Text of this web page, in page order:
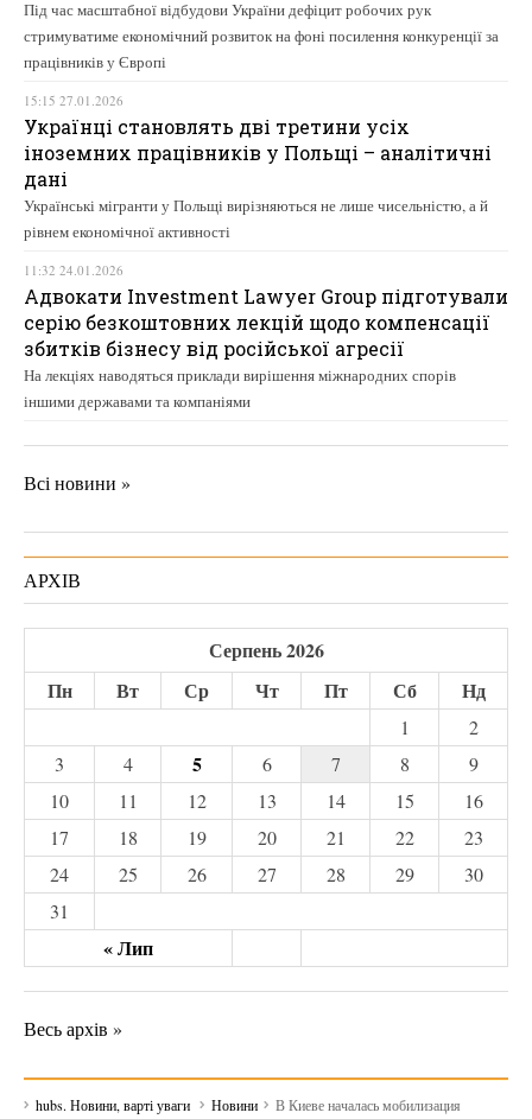
Під час масштабної відбудови України дефіцит робочих рук
стримуватиме економічний розвиток на фоні посилення конкуренції за
працівників у Європі
15:15 27.01.2026
Українці становлять дві третини усіх
іноземних працівників у Польщі – аналітичні
дані
Українські мігранти у Польщі вирізняються не лише чисельністю, а й
рівнем економічної активності
11:32 24.01.2026
Адвокати Investment Lawyer Group підготували
серію безкоштовних лекцій щодо компенсації
збитків бізнесу від російської агресії
На лекціях наводяться приклади вирішення міжнародних спорів
іншими державами та компаніями
Всі новини »
АРХІВ
Серпень 2026
Пн
Вт Ср Чт Пт Сб Нд
« Лип
1
2
3
4 5 6 7 8
9
10
11 12 13 14 15
16
17
18 19 20 21 22
23
24
25 26 27 28 29
30
31
Весь архів »
hubs. Новини, варті уваги Новини В Киеве началась мобилизация